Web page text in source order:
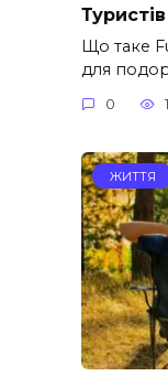
Туристів
Що таке
для
0
ЖИТТЯ